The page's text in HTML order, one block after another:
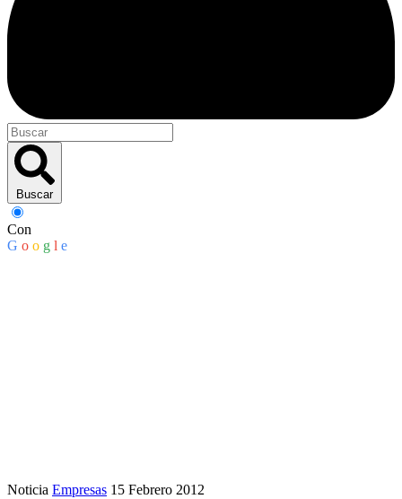
Buscar
Con
G o o g l e
Noticia Empresas 15 Febrero 2012